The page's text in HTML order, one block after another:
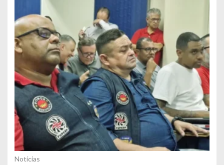
Notícias